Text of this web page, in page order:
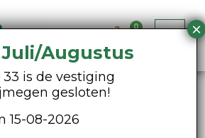
0
bestellen
Augustus
33 is de vestiging
gesloten!
15-08-2026